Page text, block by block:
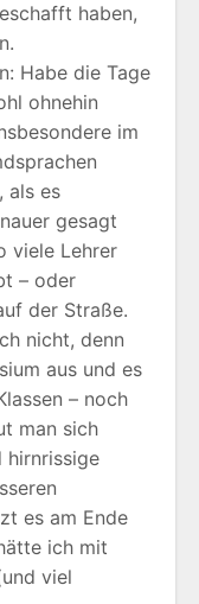
haben,
Habe die Tage
ohnehin
im
als es
gesagt
viele Lehrer
– oder
der Straße.
nicht, denn
aus und es
– noch
man sich
hirnrissige
es am Ende
ich mit
viel